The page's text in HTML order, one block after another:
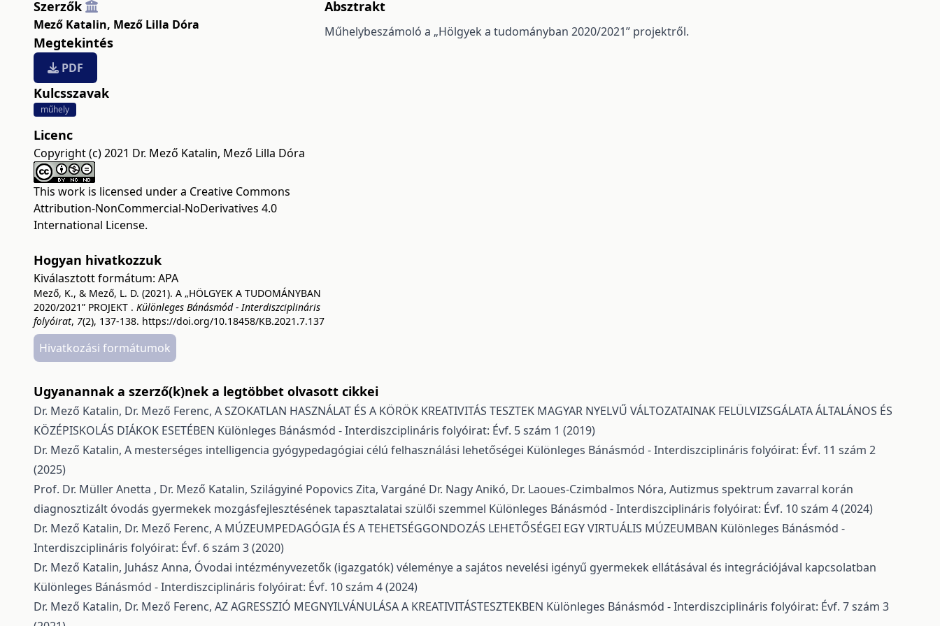
Szerzők
Mező Katalin, Mező Lilla Dóra
Megtekintés
PDF
Kulcsszavak
műhely
Licenc
Copyright (c) 2021 Dr. Mező Katalin, Mező Lilla Dóra
This work is licensed under a Creative Commons
Attribution-NonCommercial-NoDerivatives 4.0
International License.
Hogyan hivatkozzuk
Kiválasztott formátum: APA
Mező, K., & Mező, L. D. (2021). A „HÖLGYEK A TUDOMÁNYBAN
2020/2021” PROJEKT . Különleges Bánásmód - Interdiszciplináris
folyóirat, 7(2), 137-138. https://doi.org/10.18458/KB.2021.7.137
Hivatkozási formátumok
Absztrakt
Műhelybeszámoló a „Hölgyek a tudományban 2020/2021” projektről.
Ugyanannak a szerző(k)nek a legtöbbet olvasott cikkei
Dr. Mező Katalin, Dr. Mező Ferenc, A SZOKATLAN HASZNÁLAT ÉS A KÖRÖK KREATIVITÁS TESZTEK MAGYAR NYELVŰ VÁLTOZATAINAK FELÜLVIZSGÁLATA ÁLTALÁNOS ÉS
KÖZÉPISKOLÁS DIÁKOK ESETÉBEN Különleges Bánásmód - Interdiszciplináris folyóirat: Évf. 5 szám 1 (2019)
Dr. Mező Katalin, A mesterséges intelligencia gyógypedagógiai célú felhasználási lehetőségei Különleges Bánásmód - Interdiszciplináris folyóirat: Évf. 11 szám 2
(2025)
Prof. Dr. Müller Anetta , Dr. Mező Katalin, Szilágyiné Popovics Zita, Vargáné Dr. Nagy Anikó, Dr. Laoues-Czimbalmos Nóra, Autizmus spektrum zavarral korán
diagnosztizált óvodás gyermekek mozgásfejlesztésének tapasztalatai szülői szemmel Különleges Bánásmód - Interdiszciplináris folyóirat: Évf. 10 szám 4 (2024)
Dr. Mező Katalin, Dr. Mező Ferenc, A MÚZEUMPEDAGÓGIA ÉS A TEHETSÉGGONDOZÁS LEHETŐSÉGEI EGY VIRTUÁLIS MÚZEUMBAN Különleges Bánásmód -
Interdiszciplináris folyóirat: Évf. 6 szám 3 (2020)
Dr. Mező Katalin, Juhász Anna, Óvodai intézményvezetők (igazgatók) véleménye a sajátos nevelési igényű gyermekek ellátásával és integrációjával kapcsolatban
Különleges Bánásmód - Interdiszciplináris folyóirat: Évf. 10 szám 4 (2024)
Dr. Mező Katalin, Dr. Mező Ferenc, AZ AGRESSZIÓ MEGNYILVÁNULÁSA A KREATIVITÁSTESZTEKBEN Különleges Bánásmód - Interdiszciplináris folyóirat: Évf. 7 szám 3